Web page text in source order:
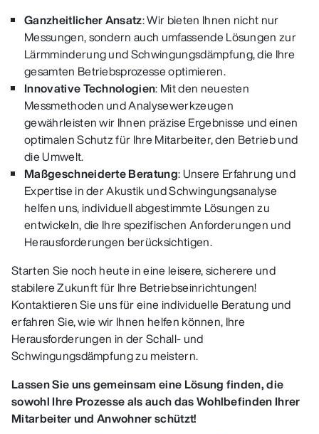
Ganzheitlicher Ansatz: Wir bieten Ihnen nicht nur
Messungen, sondern auch umfassende Lösungen zur
Lärmminderung und Schwingungsdämpfung, die Ihre
gesamten Betriebsprozesse optimieren.
Innovative Technologien: Mit den neuesten
Messmethoden und Analysewerkzeugen
gewährleisten wir Ihnen präzise Ergebnisse und einen
optimalen Schutz für Ihre Mitarbeiter, den Betrieb und
die Umwelt.
Maßgeschneiderte Beratung: Unsere Erfahrung und
Expertise in der Akustik und Schwingungsanalyse
helfen uns, individuell abgestimmte Lösungen zu
entwickeln, die Ihre spezifischen Anforderungen und
Herausforderungen berücksichtigen.
Starten Sie noch heute in eine leisere, sicherere und
stabilere Zukunft für Ihre Betriebseinrichtungen!
Kontaktieren Sie uns für eine individuelle Beratung und
erfahren Sie, wie wir Ihnen helfen können, Ihre
Herausforderungen in der Schall- und
Schwingungsdämpfung zu meistern.
Lassen Sie uns gemeinsam eine Lösung finden, die
sowohl Ihre Prozesse als auch das Wohlbefinden Ihrer
Mitarbeiter und Anwohner schützt!